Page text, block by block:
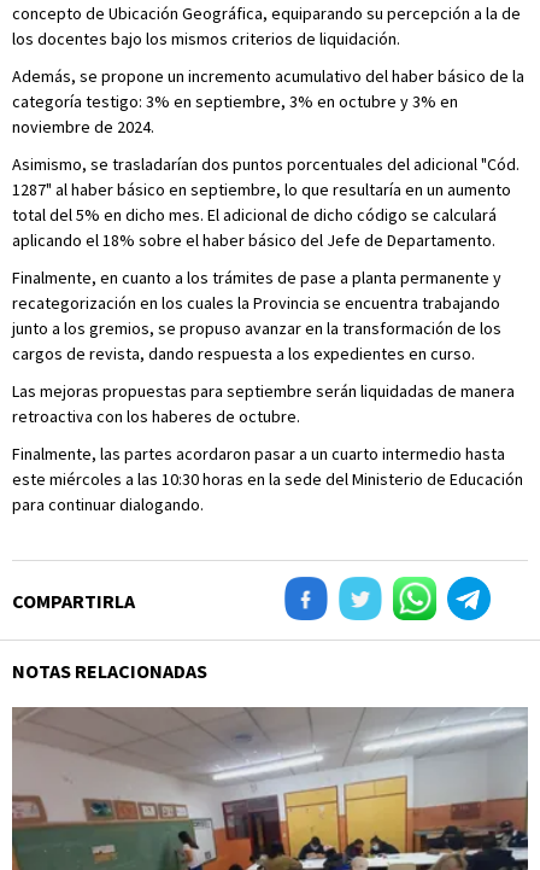
concepto de Ubicación Geográfica, equiparando su percepción a la de
los docentes bajo los mismos criterios de liquidación.
Además, se propone un incremento acumulativo del haber básico de la
categoría testigo: 3% en septiembre, 3% en octubre y 3% en
noviembre de 2024.
Asimismo, se trasladarían dos puntos porcentuales del adicional "Cód.
1287" al haber básico en septiembre, lo que resultaría en un aumento
total del 5% en dicho mes. El adicional de dicho código se calculará
aplicando el 18% sobre el haber básico del Jefe de Departamento.
Finalmente, en cuanto a los trámites de pase a planta permanente y
recategorización en los cuales la Provincia se encuentra trabajando
junto a los gremios, se propuso avanzar en la transformación de los
cargos de revista, dando respuesta a los expedientes en curso.
Las mejoras propuestas para septiembre serán liquidadas de manera
retroactiva con los haberes de octubre.
Finalmente, las partes acordaron pasar a un cuarto intermedio hasta
este miércoles a las 10:30 horas en la sede del Ministerio de Educación
para continuar dialogando.
COMPARTIRLA
NOTAS RELACIONADAS